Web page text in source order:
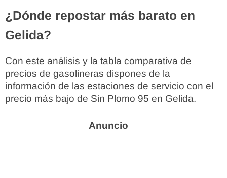
¿Dónde repostar más barato en
Gelida?
Con este análisis y la tabla comparativa de
precios de gasolineras dispones de la
información de las estaciones de servicio con el
precio más bajo de Sin Plomo 95 en Gelida.